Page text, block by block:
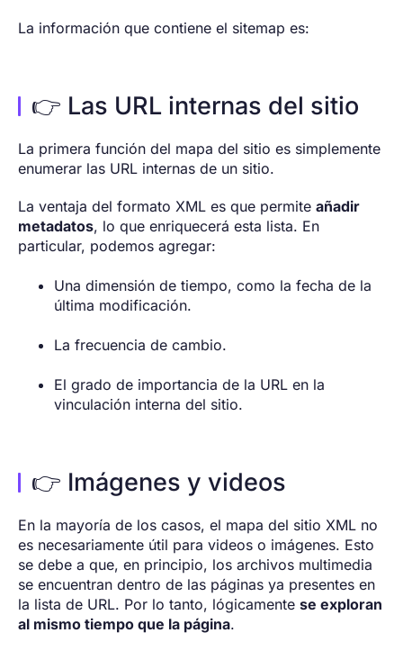
La información que contiene el sitemap es:
👉 Las URL internas del sitio
La primera función del mapa del sitio es simplemente
enumerar las URL internas de un sitio.
La ventaja del formato XML es que permite añadir
metadatos, lo que enriquecerá esta lista. En
particular, podemos agregar:
Una dimensión de tiempo, como la fecha de la
última modificación.
La frecuencia de cambio.
El grado de importancia de la URL en la
vinculación interna del sitio.
👉 Imágenes y videos
En la mayoría de los casos, el mapa del sitio XML no
es necesariamente útil para videos o imágenes. Esto
se debe a que, en principio, los archivos multimedia
se encuentran dentro de las páginas ya presentes en
la lista de URL. Por lo tanto, lógicamente se exploran
al mismo tiempo que la página.